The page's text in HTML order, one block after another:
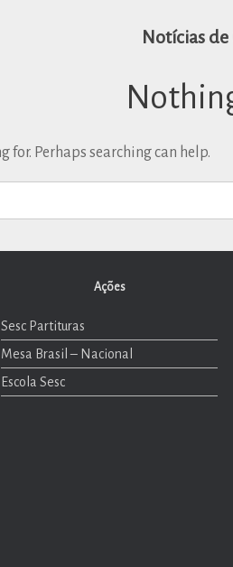
Notícias
for. Perhaps searching can help.
Ações
Sesc Partituras
Mesa Brasil – Nacional
Escola Sesc